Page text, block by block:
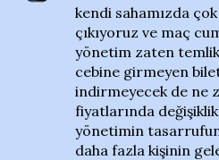
kendi sahamızda
çıkıyoruz ve maç
yönetim zaten
cebine girmeyen
indirmeyecek de ne
fiyatlarında
yönetimin
daha fazla kişinin